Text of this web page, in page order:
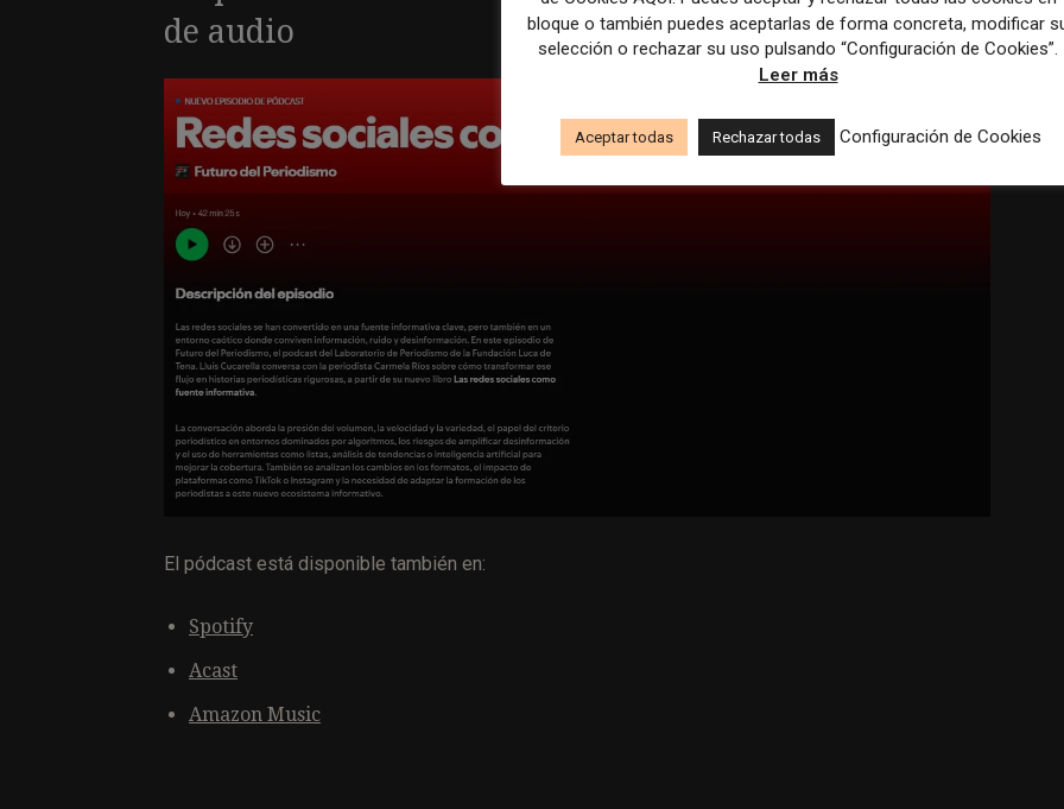
de audio
El pódcast está disponible también en:
Spotify
Acast
Amazon Music
bloque o también puedes aceptarlas de forma concreta, modificar
selección o rechazar su uso pulsando “Configuración de Cookies”.
Leer más
Aceptar todas Rechazar todas Configuración de Cookies